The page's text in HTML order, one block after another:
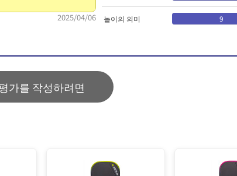
2025/04/06 놀이의 의미 9
가를 작성하려면